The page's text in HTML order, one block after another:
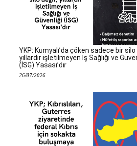
YKP: Kumyalı’da çöken sadece bir silo
yıllardır işletilmeyen İş Sağlığı ve
(İSG) Yasası’dır
26/07/2026